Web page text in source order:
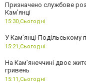
Призначено службове
Кам’янці
15:30,Сьогодні
У Кам’янці-Подільському
15:21,Сьогодні
На Камʼянеччині двоє
гривень
15:11,Сьогодні